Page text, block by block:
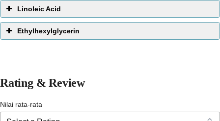
melembabkan
Linoleic Acid
Ethylhexylglycerin
Rating & Review
Nilai rata-rata